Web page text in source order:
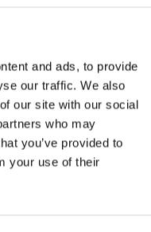
and ads, to provide
our traffic. We also
our site with our social
who may
you’ve provided to
your use of their